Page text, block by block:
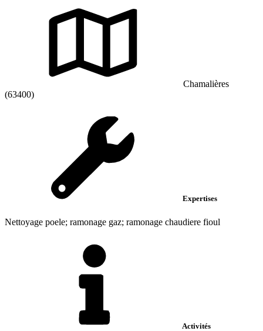
Chamalières
(63400)
Expertises
Nettoyage poele; ramonage gaz; ramonage chaudiere fioul
Activités